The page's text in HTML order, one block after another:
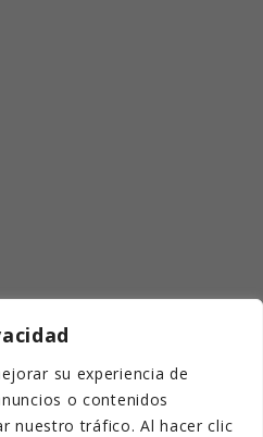
su experiencia de
o contenidos
nuestro tráfico. Al hacer clic